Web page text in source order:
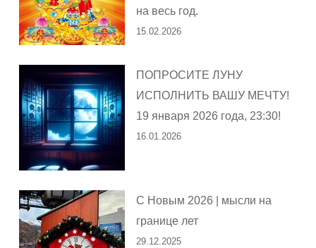
на весь год.
15.02.2026
ПОПРОСИТЕ ЛУНУ
ИСПОЛНИТЬ ВАШУ МЕЧТУ!
19 января 2026 года, 23:30!
16.01.2026
С Новым 2026 | мысли на
границе лет
29.12.2025